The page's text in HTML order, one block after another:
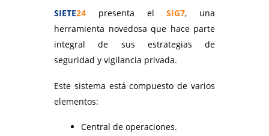
SIETE24 presenta elSIG7, una
herramienta novedosa que hace parte
integral de sus estrategias de
seguridad y vigilancia privada.
Este sistema está compuesto de varios
elementos:
Central de operaciones.